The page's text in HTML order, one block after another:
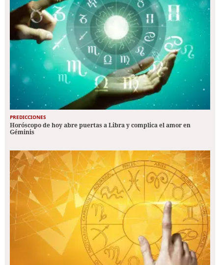
PREDICCIONES
Horóscopo de hoy abre puertas a Libra y complica el amor en
Géminis